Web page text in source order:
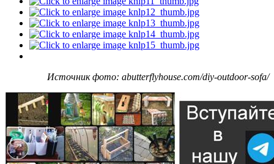
Источник фото: abutterflyhouse.com/diy-outdoor-sofa/